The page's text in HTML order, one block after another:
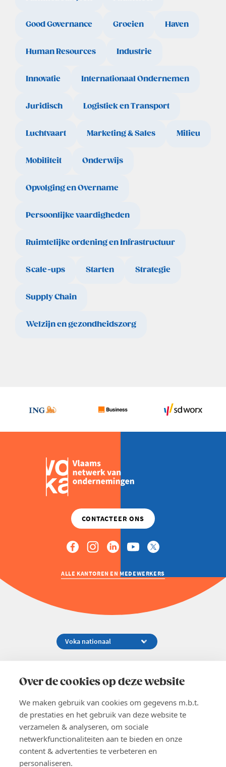
Over de cookies op deze website
We maken gebruik van cookies om gegevens m.b.t.
de prestaties en het gebruik van deze website te
verzamelen & analyseren, om sociale
netwerkfunctionaliteiten aan te bieden en onze
content & advertenties te verbeteren en
personaliseren.
Good Governance Groeien Haven
Human Resources Industrie
Innovatie Internationaal Ondernemen
Juridisch Logistiek en Transport
Luchtvaart Marketing & Sales Milieu
Mobiliteit Onderwijs
Opvolging en Overname
Persoonlijke vaardigheden
Ruimtelijke ordening en Infrastructuur
Scale-ups Starten Strategie
Supply Chain
Welzijn en gezondheidszorg
ALLE KANTOREN EN MEDEWERKERS
02 229 81 11
EN